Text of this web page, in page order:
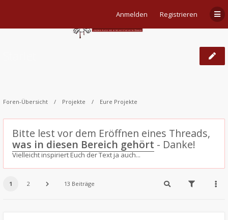
Anmelden Registrieren
Foren-Übersicht Projekte Eure Projekte
Bitte lest vor dem Eröffnen eines Threads,
was in diesen Bereich gehört - Danke!
Vielleicht inspiriert Euch der Text ja auch...
1 2 13 Beiträge